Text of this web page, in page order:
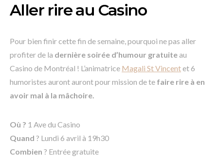
Aller rire au Casino
Pour bien finir cette fin de semaine, pourquoi ne pas aller
profiter de la dernière soirée d’humour gratuiteau
Casino de Montréal ! L’animatrice Magali St Vincentet 6
humoristes auront auront pour mission de te faire rire à en
avoir mal à la mâchoire.
Où ? 1 Ave du Casino
Quand ? Lundi 6 avril à 19h30
Combien ? Entrée gratuite